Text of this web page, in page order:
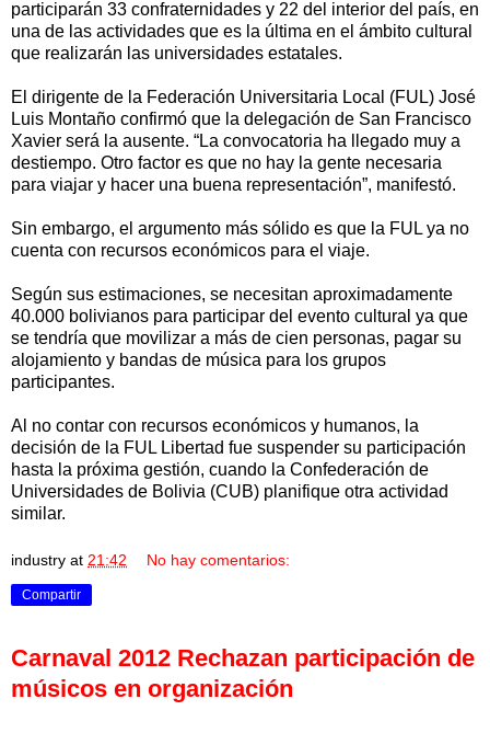
participarán 33 confraternidades y 22 del interior del país, en
una de las actividades que es la última en el ámbito cultural
que realizarán las universidades estatales.
El dirigente de la Federación Universitaria Local (FUL) José
Luis Montaño confirmó que la delegación de San Francisco
Xavier será la ausente. “La convocatoria ha llegado muy a
destiempo. Otro factor es que no hay la gente necesaria
para viajar y hacer una buena representación”, manifestó.
Sin embargo, el argumento más sólido es que la FUL ya no
cuenta con recursos económicos para el viaje.
Según sus estimaciones, se necesitan aproximadamente
40.000 bolivianos para participar del evento cultural ya que
se tendría que movilizar a más de cien personas, pagar su
alojamiento y bandas de música para los grupos
participantes.
Al no contar con recursos económicos y humanos, la
decisión de la FUL Libertad fue suspender su participación
hasta la próxima gestión, cuando la Confederación de
Universidades de Bolivia (CUB) planifique otra actividad
similar.
industry at 21:42 No hay comentarios:
Compartir
Carnaval 2012 Rechazan participación de
músicos en organización